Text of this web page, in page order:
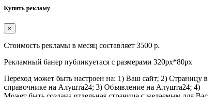
Купить рекламу
×
Стоимость рекламы в месяц составляет 3500 р.
Рекламный банер публикуетася с размерами 320px*80px
Переход может быть настроен на: 1) Ваш сайт; 2) Страницу в
справочнике на Алушта24; 3) Объявление на Алушта24; 4)